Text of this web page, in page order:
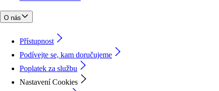
O nás
Přístupnost
Podívejte se, kam doručujeme
Poplatek za službu
Nastavení Cookies